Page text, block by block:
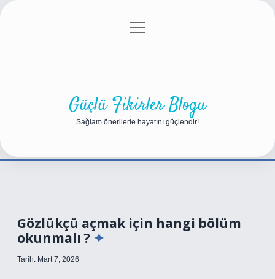
Gizlilik Politikası
menüyü
Güçlü Fikirler Blogu
Sağlam önerilerle hayatını güçlendir!
Gözlükçü açmak için hangi bölüm
okunmalı ?
Tarih: Mart 7, 2026